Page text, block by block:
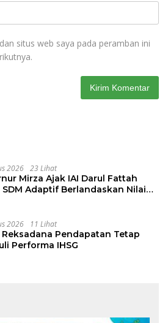
situs web saya pada peramban ini
2026 23 Lihat
Mirza Ajak IAI Darul Fattah
SDM Adaptif Berlandaskan Nilai
2026 11 Lihat
Reksadana Pendapatan Tetap
Performa IHSG